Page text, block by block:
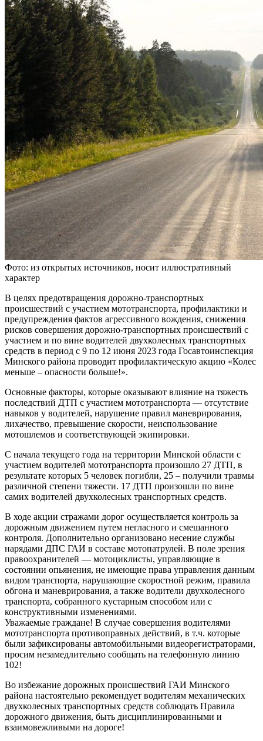
Фото: из открытых источников, носит иллюстративный
характер
В целях предотвращения дорожно-транспортных
происшествий с участием мототранспорта, профилактики и
предупреждения фактов агрессивного вождения, снижения
рисков совершения дорожно-транспортных происшествий с
участием и по вине водителей двухколесных транспортных
средств в период с 9 по 12 июня 2023 года Госавтоинспекция
Минского района проводит профилактическую акцию «Колес
меньше – опасности больше!».
Основные факторы, которые оказывают влияние на тяжесть
последствий ДТП с участием мототранспорта — отсутствие
навыков у водителей, нарушение правил маневрирования,
лихачество, превышение скорости, неиспользование
мотошлемов и соответствующей экипировки.
С начала текущего года на территории Минской области с
участием водителей мототранспорта произошло 27 ДТП, в
результате которых 5 человек погибли, 25 – получили травмы
различной степени тяжести. 17 ДТП произошли по вине
самих водителей двухколесных транспортных средств.
В ходе акции стражами дорог осуществляется контроль за
дорожным движением путем негласного и смешанного
контроля. Дополнительно организовано несение службы
нарядами ДПС ГАИ в составе мотопатрулей. В поле зрения
правоохранителей — мотоциклисты, управляющие в
состоянии опьянения, не имеющие права управления данным
видом транспорта, нарушающие скоростной режим, правила
обгона и маневрирования, а также водители двухколесного
транспорта, собранного кустарным способом или с
конструктивными изменениями.
Уважаемые граждане! В случае совершения водителями
мототранспорта противоправных действий, в т.ч. которые
были зафиксированы автомобильными видеорегистраторами,
просим незамедлительно сообщать на телефонную линию
102!
Во избежание дорожных происшествий ГАИ Минского
района настоятельно рекомендует водителям механических
двухколесных транспортных средств соблюдать Правила
дорожного движения, быть дисциплинированными и
взаимовежливыми на дороге!